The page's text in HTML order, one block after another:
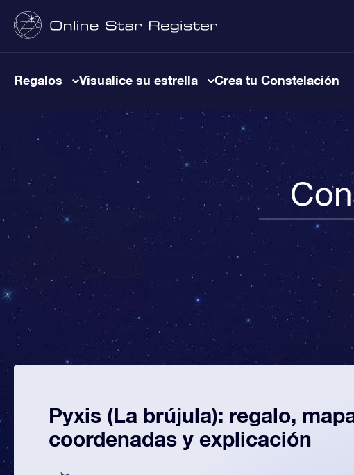
Regalos Visualice su estrella Crea tu Constelación
Pyxis (La brújula): regalo,
coordenadas y explicación